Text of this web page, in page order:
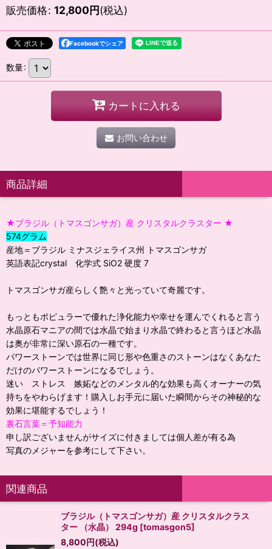
販売価格: 12,800円(税込)
Facebookでシェア
数量:
カートに入れる
お問い合わせ
商品詳細
★ブラジル（トマスゴンサガ）産 クリスタルクラスター ★
574グラム
産地＝ブラジル ミナスジェライス州 トマスゴンサガ
英語表記crystal 化学式 SiO2 硬度 7
トマスゴンサガ産らしく艶々と光っていて奇麗です。
もっともポピュラーで優れた浄化能力や幸せを運んでくれると言う
水晶原石マニアの間では水晶で始まり水晶で終わると言うほど水晶
は奥が非常に深い原石の一種です。
パワーストーンでは世界に同じ形や色重さのストーンはなくあなた
だけのパワーストーンになるでしょう。
迷い ストレス 嫉妬などのメンタル的な効果も高くオーナーの気
持ちをやわらげます！購入しお手元に届いた瞬間からその神秘的な
効果に堪能するでしょう！
裏石言葉＝予知能力
申し訳ございませんがサイズに付きましては個人差が有る為
写真のメジャーを参考にして下さい。
関連商品
ブラジル（トマスゴンサガ）産 クリスタルクラス
ター （水晶） 294g [tomasgon5]
8,800円(税込)